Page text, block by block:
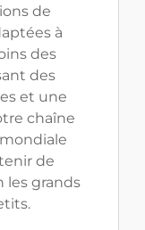
de
à
des
des
et une
chaîne
de
les grands